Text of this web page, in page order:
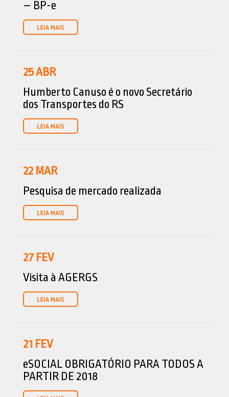
– BP-e
25ABR
Humberto Canuso é o novo Secretário
dos Transportes do RS
22 MAR
Pesquisa de mercado realizada
27 FEV
Visita à AGERGS
21 FEV
eSOCIAL OBRIGATÓRIO PARA TODOS A
PARTIR DE 2018